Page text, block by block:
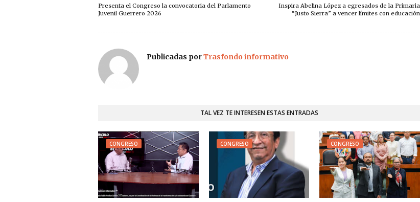
Inspira Abelina López a egresados de la Primaria
“Justo Sierra” a vencer límites con educación
Presenta el Congreso la convocatoria del Parlamento
Juvenil Guerrero 2026
Publicadas porTrasfondo informativo
TAL VEZ TE INTERESEN ESTAS ENTRADAS
CONGRESO CONGRESO CONGRESO